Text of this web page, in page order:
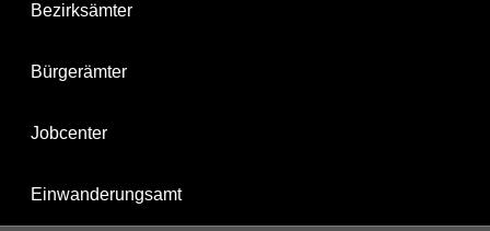
Bezirksämter
Bürgerämter
Jobcenter
Einwanderungsamt